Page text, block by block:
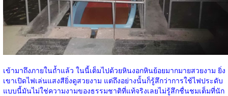
เข้ามาถึงภายในถ้ำแล้ว ในนี้เต็มไปด้วยหินงอกหินย้อยมากมายสวยงาม ยิ่ง
เขาเปิดไฟเล่นแสงสียิ่งดูสวยงาม แต่ถึงอย่างนั้นก็รู้สึกว่าการใช้ไฟประดับ
แบบนี้มันไม่ใช่ความงามของธรรมชาติที่แท้จริงเลยไม่รู้สึกชื่นชมเต็มที่นัก